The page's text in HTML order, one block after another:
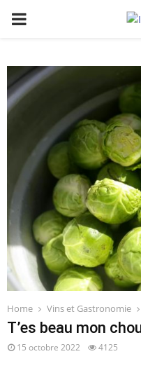
PRIMARY
Home Vins et Gastronomie
T’es beau mon
15 octobre 2022 4125